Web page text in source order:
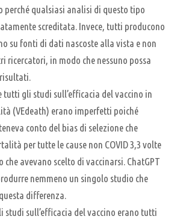
perché qualsiasi analisi di questo tipo
screditata. Invece, tutti producono
su fonti di dati nascoste alla vista e non
ricercatori, in modo che nessuno possa
tutti gli studi sull’efficacia del vaccino in
(VEdeath) erano imperfetti poiché
teneva conto del bias di selezione che
per tutte le cause non COVID 3,3 volte
avevano scelto di vaccinarsi. ChatGPT
nemmeno un singolo studio che
differenza.
studi sull’efficacia del vaccino erano tutti